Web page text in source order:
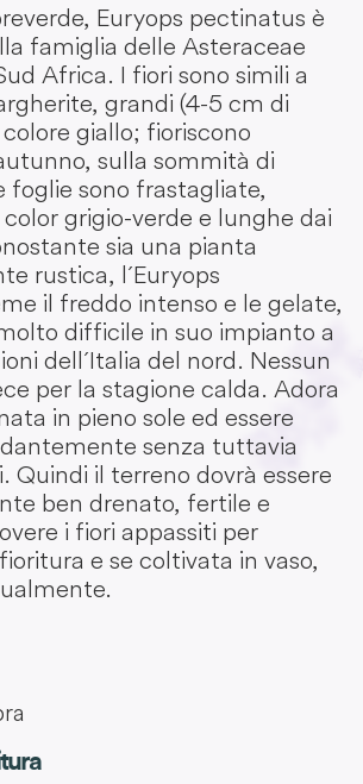
Euryops pectinatus è
famiglia delle Asteraceae
Africa. I fiori sono simili a
grandi (4-5 cm di
giallo; fioriscono
sulla sommità di
foglie sono frastagliate,
grigio-verde e lunghe dai
sia una pianta
rustica, l´Euryops
il freddo intenso e le gelate,
difficile in suo impianto a
dell´Italia del nord. Nessun
per la stagione calda. Adora
in pieno sole ed essere
senza tuttavia
Quindi il terreno dovrà essere
ben drenato, fertile e
i fiori appassiti per
e se coltivata in vaso,